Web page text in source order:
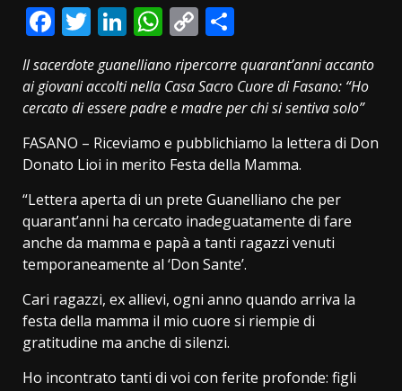
Facebook
Twitter
LinkedIn
WhatsApp
Copy
Link
Il sacerdote guanelliano ripercorre quarant’anni accanto
ai giovani accolti nella Casa Sacro Cuore di Fasano: “Ho
cercato di essere padre e madre per chi si sentiva solo”
FASANO – Riceviamo e pubblichiamo la lettera di Don
Donato Lioi in merito Festa della Mamma.
“Lettera aperta di un prete Guanelliano che per
quarant’anni ha cercato inadeguatamente di fare
anche da mamma e papà a tanti ragazzi venuti
temporaneamente al ‘Don Sante’.
Cari ragazzi, ex allievi, ogni anno quando arriva la
festa della mamma il mio cuore si riempie di
gratitudine ma anche di silenzi.
Ho incontrato tanti di voi con ferite profonde: figli